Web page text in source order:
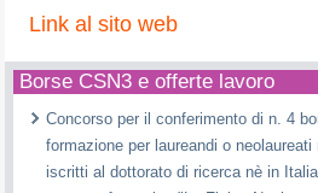
Link al sito web
Borse CSN3 e offerte lavoro
Concorso per il conferimento di n. 4
formazione per laureandi o
iscritti al dottorato di ricerca nè in